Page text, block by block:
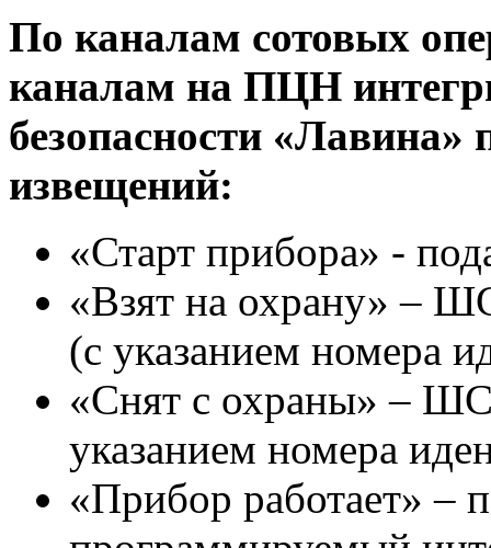
По каналам сотовых
каналам на ПЦН
безопасности
извещений:
«Старт прибора» -
«Взят на охрану» –
(с указанием номера
«Снят с охраны» –
указанием номера
«Прибор работает» –